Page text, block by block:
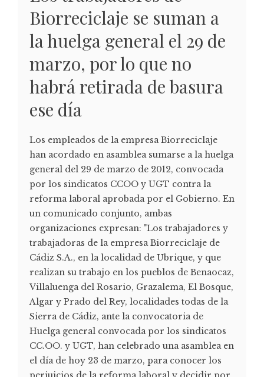
Biorreciclaje se suman a
la huelga general el 29 de
marzo, por lo que no
habrá retirada de basura
ese día
Los empleados de la empresa Biorreciclaje
han acordado en asamblea sumarse a la huelga
general del 29 de marzo de 2012, convocada
por los sindicatos CCOO y UGT contra la
reforma laboral aprobada por el Gobierno. En
un comunicado conjunto, ambas
organizaciones expresan: "Los trabajadores y
trabajadoras de la empresa Biorreciclaje de
Cádiz S.A., en la localidad de Ubrique, y que
realizan su trabajo en los pueblos de Benaocaz,
Villaluenga del Rosario, Grazalema, El Bosque,
Algar y Prado del Rey, localidades todas de la
Sierra de Cádiz, ante la convocatoria de
Huelga general convocada por los sindicatos
CC.OO. y UGT, han celebrado una asamblea en
el día de hoy 23 de marzo, para conocer los